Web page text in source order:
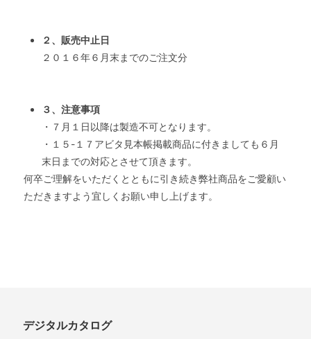
２、販売中止日
２０１６年６月末までのご注文分
３、注意事項
・７月１日以降は製造不可となります。
・１５-１７アビタ見本帳掲載商品に付きましても６月
末日までの対応とさせて頂きます。
何卒ご理解をいただくとともに引き続き弊社商品をご愛顧い
ただきますよう宜しくお願い申し上げます。
デジタルカタログ